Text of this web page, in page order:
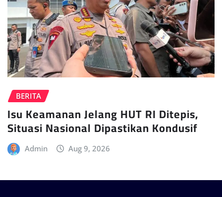
BERITA
Isu Keamanan Jelang HUT RI Ditepis,
Situasi Nasional Dipastikan Kondusif
Admin Aug 9, 2026